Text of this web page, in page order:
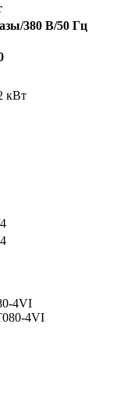
380 В/50 Гц
кВт
4VI